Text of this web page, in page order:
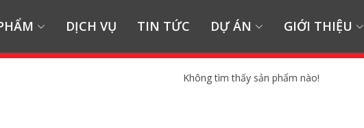
DỊCH VỤ TIN TỨC DỰ ÁN GIỚI THIỆU
Không tìm thấy sản phẩm nào!